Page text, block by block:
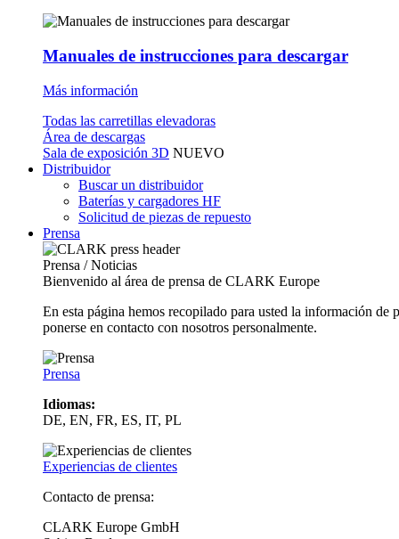
Manuales de instrucciones para descargar
Más información
Todas las carretillas elevadoras
Área de descargas
Sala de exposición 3D NUEVO
Distribuidor
Buscar un distribuidor
Baterías y cargadores HF
Solicitud de piezas de repuesto
Prensa
Prensa / Noticias
Bienvenido al área de prensa de CLARK Europe
En esta página hemos recopilado para usted la información
ponerse en contacto con nosotros personalmente.
Prensa
Idiomas:
DE, EN, FR, ES, IT, PL
Experiencias de clientes
Contacto de prensa:
CLARK Europe GmbH